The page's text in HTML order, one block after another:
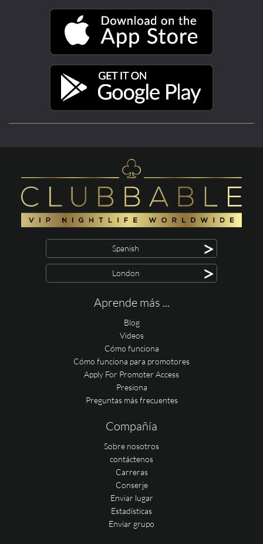
Spanish >
London >
Aprende más ...
Blog
Videos
Cómo funciona
Cómo funciona para promotores
Apply For Promoter Access
Presiona
Preguntas más frecuentes
Compañía
Sobre nosotros
contáctenos
Carreras
Conserje
Enviar lugar
Estadísticas
Enviar grupo